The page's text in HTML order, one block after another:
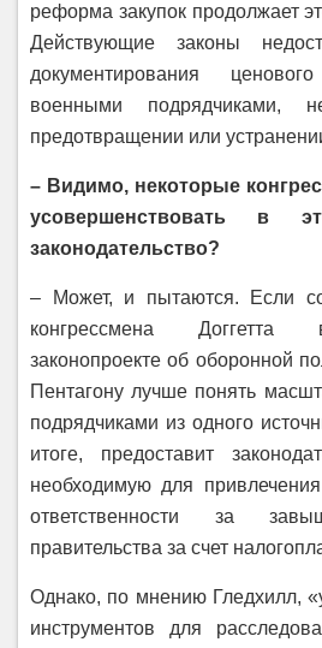
реформа закупок продолжает
Действующие законы
документирования
военными
предотвращении или
– Видимо, некоторые
усовершенствовать в
законодательство?
– Может, и пытаются. Если
конгрессмена Доггетта
законопроекте об оборонной
Пентагону лучше понять
подрядчиками из одного
итоге, предоставит
необходимую для
ответственности за
правительства за счет
Однако, по мнению Гледхилл,
инструментов для